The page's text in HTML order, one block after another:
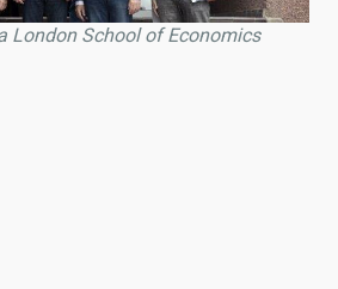
London School of Economics